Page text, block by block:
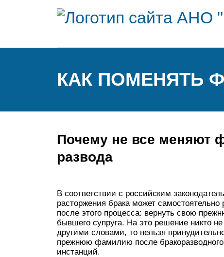
КАК ПОМЕНЯТЬ
Почему не все меняют
развода
В соответствии с российским
расторжения брака может
после этого процесса: вернуть свою
бывшего супруга. На это решение никто
другими словами, то нельзя
прежнюю фамилию после бракоразводного
инстанций.